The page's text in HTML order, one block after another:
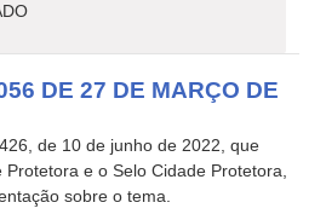
DE 27 DE MARÇO DE
de 10 de junho de 2022, que
e o Selo Cidade Protetora,
sobre o tema.